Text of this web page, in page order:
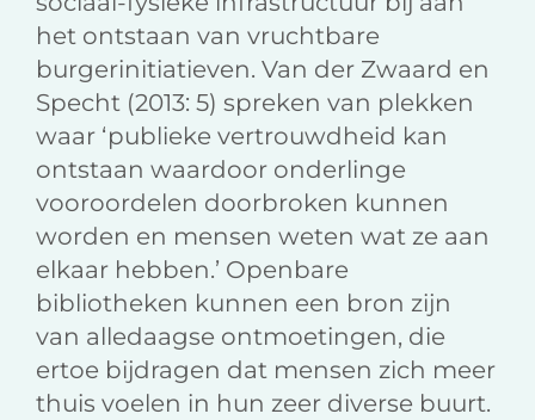
het ontstaan van vruchtbare
burgerinitiatieven. Van der Zwaard en
Specht (2013: 5) spreken van plekken
waar ‘publieke vertrouwdheid kan
ontstaan waardoor onderlinge
vooroordelen doorbroken kunnen
worden en mensen weten wat ze aan
elkaar hebben.’ Openbare
bibliotheken kunnen een bron zijn
van alledaagse ontmoetin­gen, die
ertoe bijdragen dat mensen zich meer
thuis voelen in hun zeer diverse buurt.